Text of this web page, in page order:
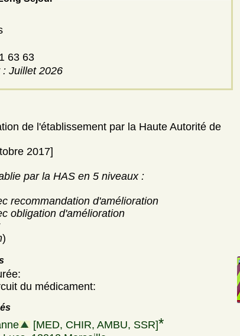
51 63 63
Juillet 2026
de l'établissement par la Haute Autorité de
2017]
par la HAS en 5 niveaux :
recommandation d'amélioration
obligation d'amélioration
)
du médicament:
[MED, CHIR, AMBU, SSR]*